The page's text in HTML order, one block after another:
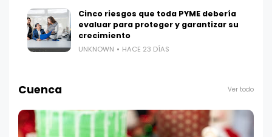
Cinco riesgos que toda PYME debería
evaluar para proteger y garantizar su
crecimiento
UNKNOWN HACE 23 DÍAS
Cuenca Ver todo